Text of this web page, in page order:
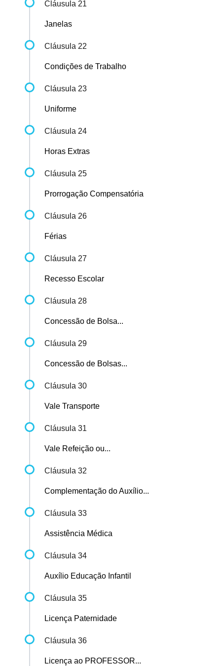
Cláusula 21
Janelas
Cláusula 22
Condições de Trabalho
Cláusula 23
Uniforme
Cláusula 24
Horas Extras
Cláusula 25
Prorrogação Compensatória
Cláusula 26
Férias
Cláusula 27
Recesso Escolar
Cláusula 28
Concessão de Bolsa...
Cláusula 29
Concessão de Bolsas...
Cláusula 30
Vale Transporte
Cláusula 31
Vale Refeição ou...
Cláusula 32
Complementação do Auxílio...
Cláusula 33
Assistência Médica
Cláusula 34
Auxílio Educação Infantil
Cláusula 35
Licença Paternidade
Cláusula 36
Licença ao PROFESSOR...